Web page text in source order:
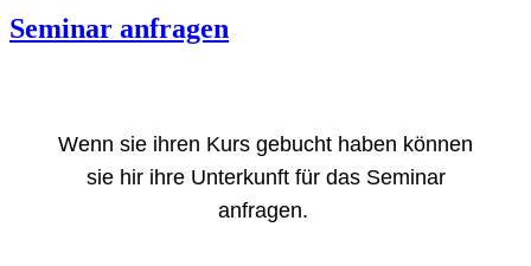
Seminar anfragen
Wenn sie ihren Kurs gebucht haben können
sie hir ihre Unterkunft für das Seminar
anfragen.